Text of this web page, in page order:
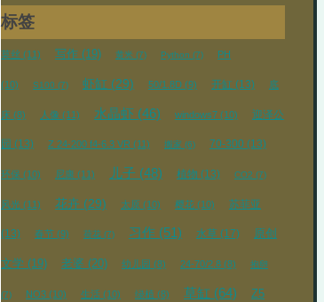
标签
莫丝 (11) 写作 (19) 黄米 (7) Python (7) PH
(10) S100 (7) 虾缸 (29) 50/1.8D (9) 开缸 (13) 底
床 (8) 人像 (11) 水晶虾 (46) windows7 (10) 迎泽公
园 (13) Z 24-200 f4-6.3 VR (11) 搬家 (6) 70-300 (13)
环保 (10) 尼康 (11) 儿子 (48) 植物 (13) CO2 (7)
风光 (11) 花卉 (29) 太原 (10) 樱花 (10) 苏菲亚
(13) 春节 (9) 荷花 (7) 习作 (51) 水草 (17) 原创
文学 (19) 老婆 (20) 幼儿园 (8) 24-70/2.8 (8) 抱卵
(7) NO3 (10) 生活 (10) 绿植 (8) 草缸 (64) Z5